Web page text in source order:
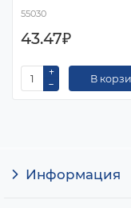
55030
43.47₽
В
Информация